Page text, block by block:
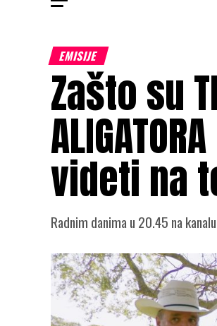
EMISIJE
Zašto su
videti na
Radnim danima u 20.45 na